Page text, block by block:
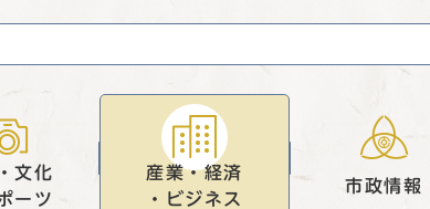
文化
ーツ
産業・経済
・ビジネス
市政情報